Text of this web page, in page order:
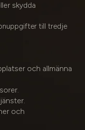
skydda
till tredje
och allmänna
och